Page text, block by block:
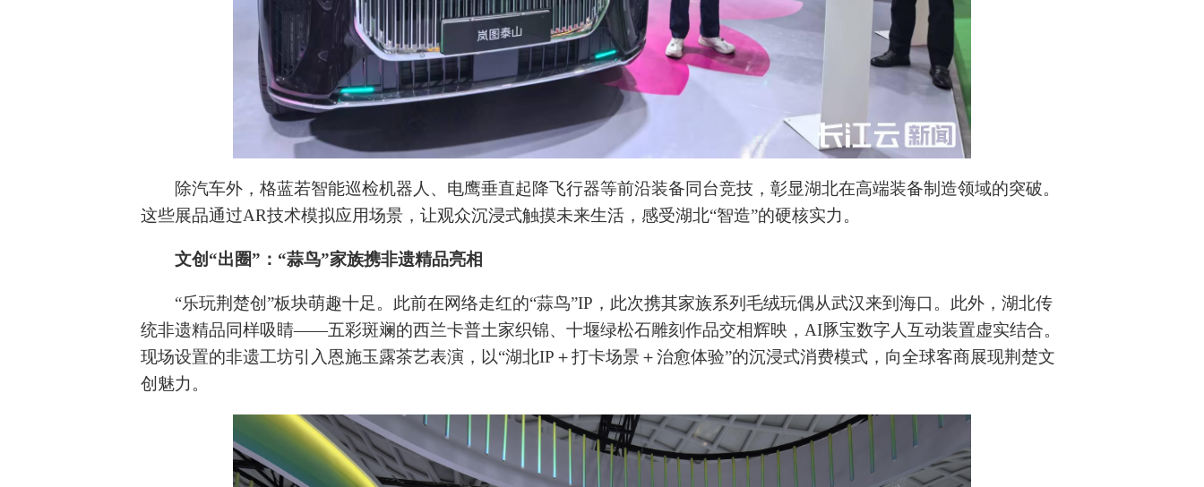
除汽车外，格蓝若智能巡检机器人、电鹰垂直起降飞行器等前沿装备同台竞技，彰显湖北在高端装备制造领域的突破。
这些展品通过AR技术模拟应用场景，让观众沉浸式触摸未来生活，感受湖北“智造”的硬核实力。
文创“出圈”：“蒜鸟”家族携非遗精品亮相
“乐玩荆楚创”板块萌趣十足。此前在网络走红的“蒜鸟”IP，此次携其家族系列毛绒玩偶从武汉来到海口。此外，湖北传
统非遗精品同样吸睛——五彩斑斓的西兰卡普土家织锦、十堰绿松石雕刻作品交相辉映，AI豚宝数字人互动装置虚实结合。
现场设置的非遗工坊引入恩施玉露茶艺表演，以“湖北IP＋打卡场景＋治愈体验”的沉浸式消费模式，向全球客商展现荆楚文
创魅力。